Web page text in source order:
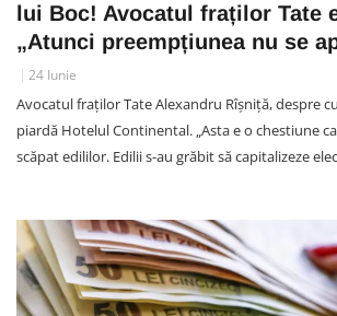
lui Boc! Avocatul fraților Tate
„Atunci preempțiunea nu se
24 Iunie
Avocatul fraților Tate Alexandru Rîșniță, despre
piardă Hotelul Continental. „Asta e o chestiune
scăpat edililor. Edilii s-au grăbit să capitalizeze